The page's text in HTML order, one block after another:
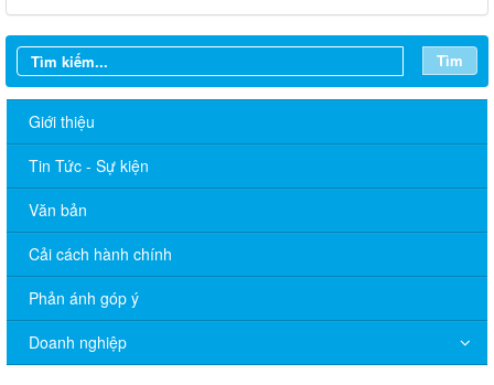
Tìm
Giới thiệu
Tin Tức - Sự kiện
Văn bản
Cải cách hành chính
Phản ánh góp ý
Doanh nghiệp
Lịch làm việc Thanh tra Thành phố Tuần 31/2026